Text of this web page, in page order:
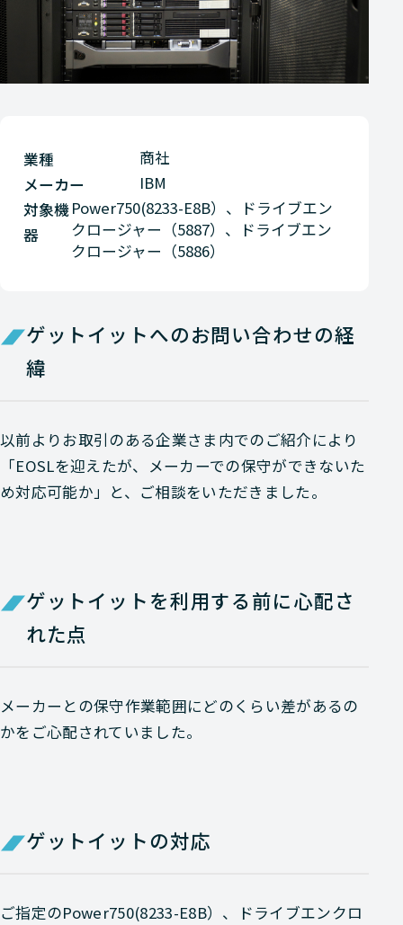
業種
商社
メーカー
IBM
対象機
器
Power750(8233-E8B）、ドライブエン
クロージャー（5887）、ドライブエン
クロージャー（5886）
ゲットイットへのお問い合わせの経
緯
以前よりお取引のある企業さま内でのご紹介により
「EOSLを迎えたが、メーカーでの保守ができないた
め対応可能か」と、ご相談をいただきました。
ゲットイットを利用する前に心配さ
れた点
メーカーとの保守作業範囲にどのくらい差があるの
かをご心配されていました。
ゲットイットの対応
ご指定のPower750(8233-E8B）、ドライブエンクロ